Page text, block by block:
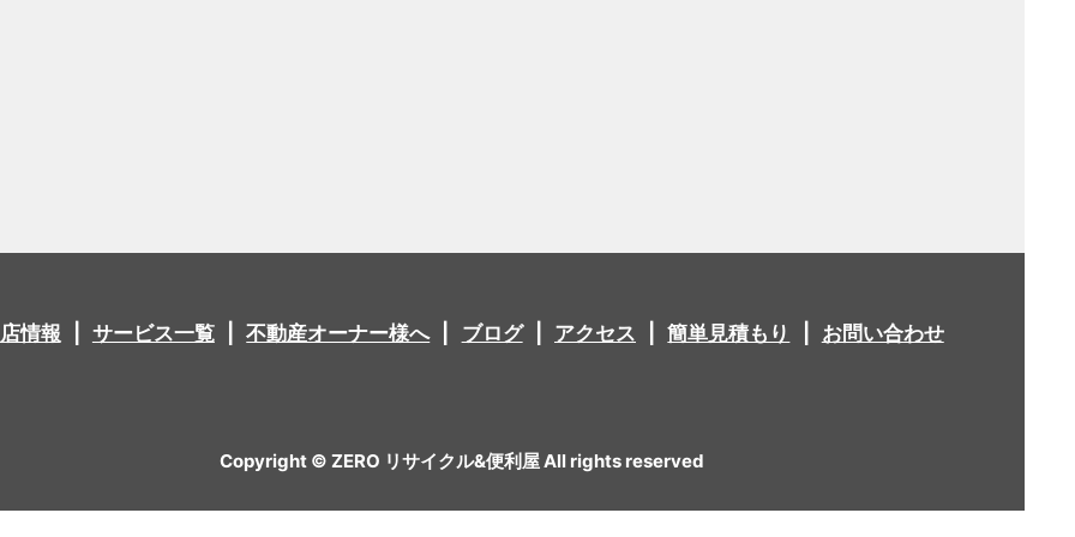
情報 サービス一覧 不動産オーナー様へ ブログ アクセス 簡単見積もり お問い合わせ
Copyright © ZERO リサイクル&便利屋 All rights reserved